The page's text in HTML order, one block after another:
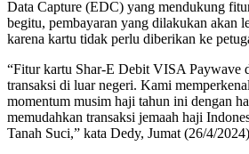
Data Capture (EDC) yang mendukung
begitu, pembayaran yang dilakukan akan
karena kartu tidak perlu diberikan ke
“Fitur kartu Shar-E Debit VISA Paywave
transaksi di luar negeri. Kami
momentum musim haji tahun ini dengan
memudahkan transaksi jemaah haji
Tanah Suci,” kata Dedy, Jumat (26/4/